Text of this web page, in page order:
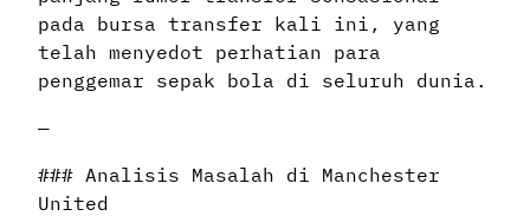
pada bursa transfer kali ini, yang
telah menyedot perhatian para
penggemar sepak bola di seluruh dunia.
—
### Analisis Masalah di Manchester
United